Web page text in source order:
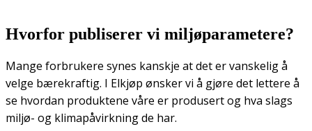
Hvorfor publiserer vi miljøparametere?
Mange forbrukere synes kanskje at det er vanskelig å
velge bærekraftig. I Elkjøp ønsker vi å gjøre det lettere å
se hvordan produktene våre er produsert og hva slags
miljø- og klimapåvirkning de har.